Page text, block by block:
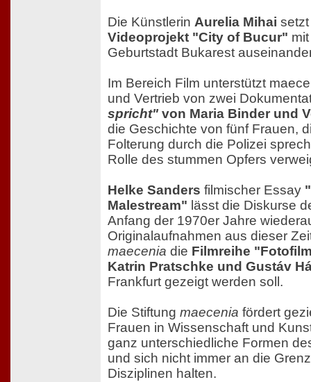
Die Künstlerin Aurelia Mihai
Videoprojekt "City of Bucur"
Geburtstadt Bukarest
Im Bereich Film unterstützt
und Vertrieb von zwei
spricht" von Maria Binder und
die Geschichte von fünf Frauen,
Folterung durch die Polizei
Rolle des stummen Opfers
Helke Sanders filmischer Essay
Malestream" lässt die Diskurse
Anfang der 1970er Jahre
Originalaufnahmen aus dieser
maecenia die Filmreihe
Katrin Pratschke und Gustáv
Frankfurt gezeigt werden soll.
Die Stiftung maecenia fördert
Frauen in Wissenschaft und
ganz unterschiedliche Formen
und sich nicht immer an die
Disziplinen halten.